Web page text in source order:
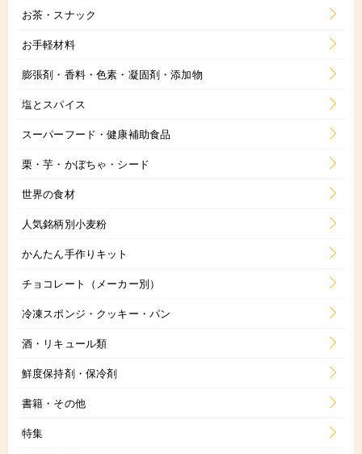
お茶・スナック
お手軽材料
膨張剤・香料・色素・凝固剤・添加物
塩とスパイス
スーパーフード・健康補助食品
栗・芋・かぼちゃ・シード
世界の食材
人気銘柄別小麦粉
かんたん手作りキット
チョコレート（メーカー別）
冷凍スポンジ・クッキー・パン
酒・リキュール類
鮮度保持剤・保冷剤
書籍・その他
特集